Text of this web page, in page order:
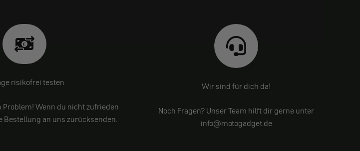
risikofrei testen
Problem! Wenn du nicht zufrieden
Bestellung an uns zurücksenden.
Wir sind für dich da!
Noch Fragen? Unser Team hilft dir gerne unter
info@motogadget.de